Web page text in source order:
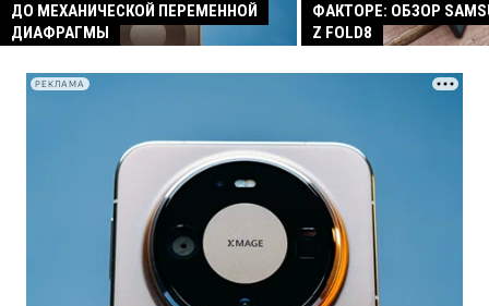
ДО МЕХАНИЧЕСКОЙ ПЕРЕМЕННОЙ
ДИАФРАГМЫ
ФАКТОРЕ: ОБЗОР
Z FOLD8
РЕКЛАМА